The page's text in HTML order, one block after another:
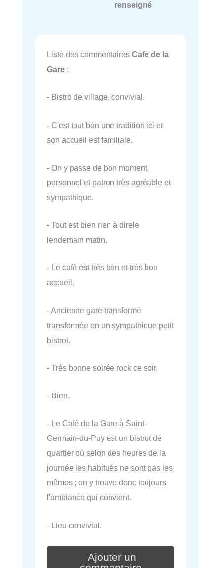
renseigné
Liste des commentaires Café de la
Gare :
- Bistro de village, convivial.
- C'est tout bon une tradition ici et
son accueil est familiale.
- On y passe de bon moment,
personnel et patron très agréable et
sympathique.
- Tout est bien rien à direle
lendemain matin.
- Le café est très bon et très bon
accueil.
- Ancienne gare transformé
transformée en un sympathique petit
bistrot.
- Très bonne soirée rock ce soir.
- Bien.
- Le Café de la Gare à Saint-
Germain-du-Puy est un bistrot de
quartier où selon des heures de la
journée les habitués ne sont pas les
mêmes ; on y trouve donc toujours
l'ambiance qui convient.
- Lieu convivial.
Ajouter un